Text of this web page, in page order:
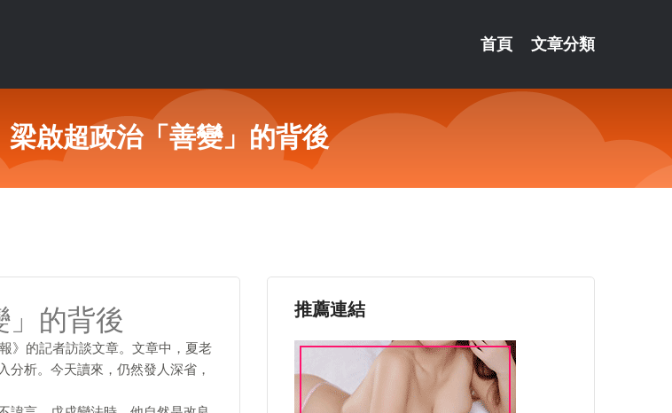
首頁 文章分類
啟超政治「善變」的背後
」的背後
》的記者訪談文章。文章中，夏老
分析。今天讀來，仍然發人深省，
推薦連結